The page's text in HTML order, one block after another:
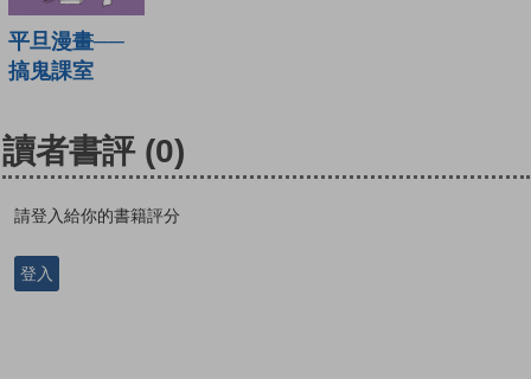
平旦漫畫──
搞鬼課室
讀者書評 (0)
請登入給你的書籍評分
登入